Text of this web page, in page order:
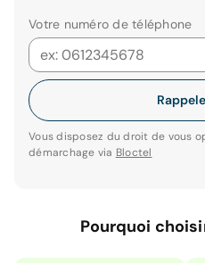
Votre numéro de téléphone
Vous disposez du droit de vous
démarchage via Bloctel
Pourquoi